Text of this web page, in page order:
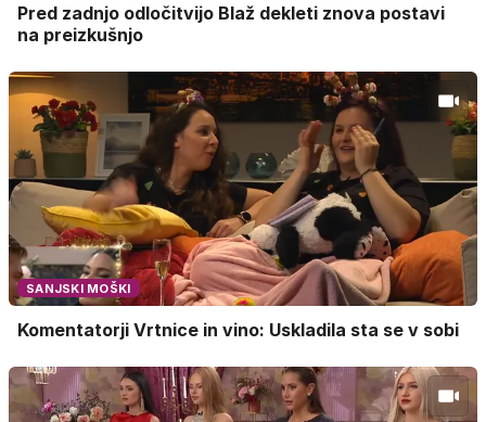
Pred zadnjo odločitvijo Blaž dekleti znova postavi
na preizkušnjo
SANJSKI MOŠKI
Komentatorji Vrtnice in vino: Uskladila sta se v sobi